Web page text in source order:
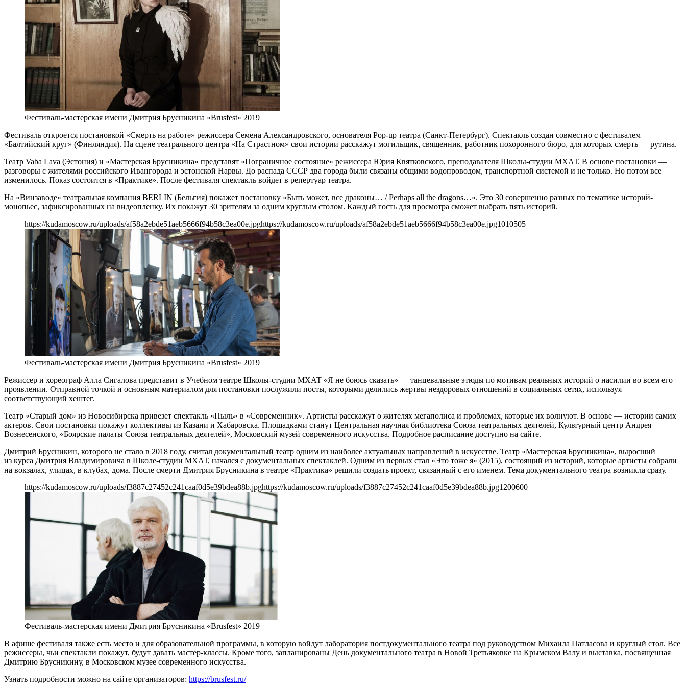
Фестиваль-мастерская имени Дмитрия Брусникина «Brusfest» 2019
Фестиваль откроется постановкой «Смерть на работе» режиссера Семена Александровского, основателя Pop-up театра (Санкт-Петербург). Спектакль создан совместно с фестивалем
«Балтийский круг» (Финляндия). На сцене театрального центра «На Страстном» свои истории расскажут могильщик, священник, работник похоронного бюро, для которых смерть — рутина.
Театр Vaba Lava (Эстония) и «Мастерская Брусникина» представят «Пограничное состояние» режиссера Юрия Квятковского, преподавателя Школы-студии МХАТ. В основе постановки —
разговоры с жителями российского Ивангорода и эстонской Нарвы. До распада СССР два города были связаны общими водопроводом, транспортной системой и не только. Но потом все
изменилось. Показ состоится в «Практике». После фестиваля спектакль войдет в репертуар театра.
На «Винзаводе» театральная компания BERLIN (Бельгия) покажет постановку «Быть может, все драконы… / Perhaps all the dragons…». Это 30 совершенно разных по тематике историй-
монопьес, зафиксированных на видеопленку. Их покажут 30 зрителям за одним круглым столом. Каждый гость для просмотра сможет выбрать пять историй.
https://kudamoscow.ru/uploads/af58a2ebde51aeb5666f94b58c3ea00e.jpghttps://kudamoscow.ru/uploads/af58a2ebde51aeb5666f94b58c3ea00e.jpg1010505
Фестиваль-мастерская имени Дмитрия Брусникина «Brusfest» 2019
Режиссер и хореограф Алла Сигалова представит в Учебном театре Школы-студии МХАТ «Я не боюсь сказать» — танцевальные этюды по мотивам реальных историй о насилии во всем его
проявлении. Отправной точкой и основным материалом для постановки послужили посты, которыми делились жертвы нездоровых отношений в социальных сетях, используя
соответствующий хештег.
Театр «Старый дом» из Новосибирска привезет спектакль «Пыль» в «Современник». Артисты расскажут о жителях мегаполиса и проблемах, которые их волнуют. В основе — истории самих
актеров. Свои постановки покажут коллективы из Казани и Хабаровска. Площадками станут Центральная научная библиотека Союза театральных деятелей, Культурный центр Андрея
Вознесенского, «Боярские палаты Союза театральных деятелей», Московский музей современного искусства. Подробное расписание доступно на сайте.
Дмитрий Брусникин, которого не стало в 2018 году, считал документальный театр одним из наиболее актуальных направлений в искусстве. Театр «Мастерская Брусникина», выросший
из курса Дмитрия Владимировича в Школе-студии МХАТ, начался с документальных спектаклей. Одним из первых стал «Это тоже я» (2015), состоящий из историй, которые артисты собрали
на вокзалах, улицах, в клубах, дома. После смерти Дмитрия Брусникина в театре «Практика» решили создать проект, связанный с его именем. Тема документального театра возникла сразу.
https://kudamoscow.ru/uploads/f3887c27452c241caaf0d5e39bdea88b.jpghttps://kudamoscow.ru/uploads/f3887c27452c241caaf0d5e39bdea88b.jpg1200600
Фестиваль-мастерская имени Дмитрия Брусникина «Brusfest» 2019
В афише фестиваля также есть место и для образовательной программы, в которую войдут лаборатория постдокументального театра под руководством Михаила Патласова и круглый стол. Все
режиссеры, чьи спектакли покажут, будут давать мастер-классы. Кроме того, запланированы День документального театра в Новой Третьяковке на Крымском Валу и выставка, посвященная
Дмитрию Брусникину, в Московском музее современного искусства.
Узнать подробности можно на сайте организаторов: https://brusfest.ru/